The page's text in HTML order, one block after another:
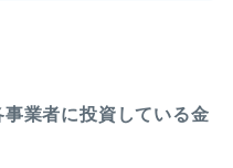
業者に投資している金